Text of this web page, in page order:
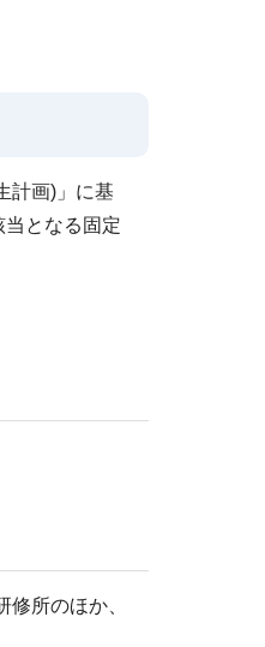
計画)」に基
となる固定
所のほか、